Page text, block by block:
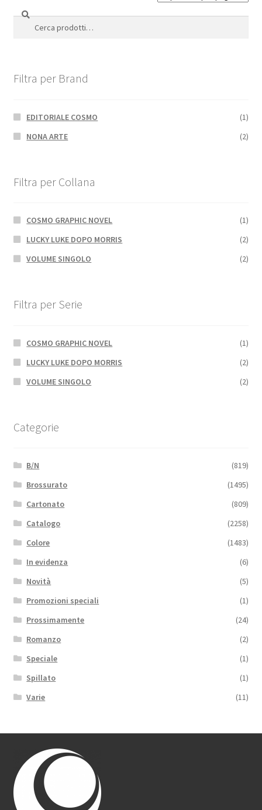
Cerca:
Cerca
Filtra per Brand
EDITORIALE COSMO
(1)
NONA ARTE
(2)
Filtra per Collana
COSMO GRAPHIC NOVEL
(1)
LUCKY LUKE DOPO MORRIS
(2)
VOLUME SINGOLO
(2)
Filtra per Serie
COSMO GRAPHIC NOVEL
(1)
LUCKY LUKE DOPO MORRIS
(2)
VOLUME SINGOLO
(2)
Categorie
B/N
(819)
Brossurato
(1495)
Cartonato
(809)
Catalogo
(2258)
Colore
(1483)
In evidenza
(6)
Novità
(5)
Promozioni speciali
(1)
Prossimamente
(24)
Romanzo
(2)
Speciale
(1)
Spillato
(1)
Varie
(11)